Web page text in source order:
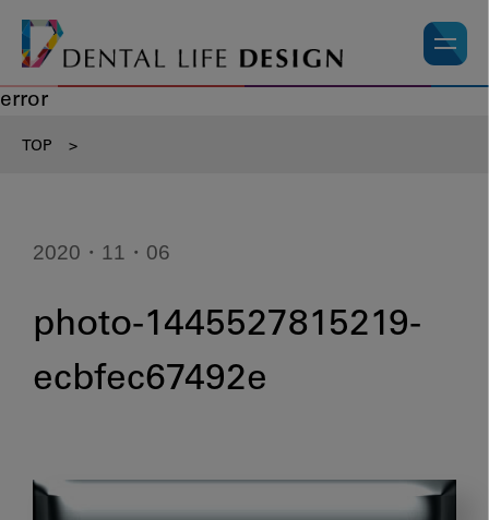
error
TOP >
2020・11・06
photo-1445527815219-
ecbfec67492e